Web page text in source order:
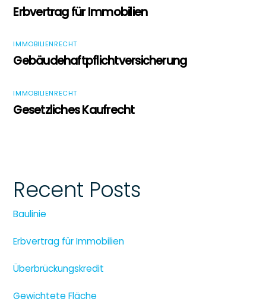
Erbvertrag für Immobilien
IMMOBILIENRECHT
Gebäudehaftpflichtversicherung
IMMOBILIENRECHT
Gesetzliches Kaufrecht
Recent Posts
Baulinie
Erbvertrag für Immobilien
Überbrückungskredit
Gewichtete Fläche